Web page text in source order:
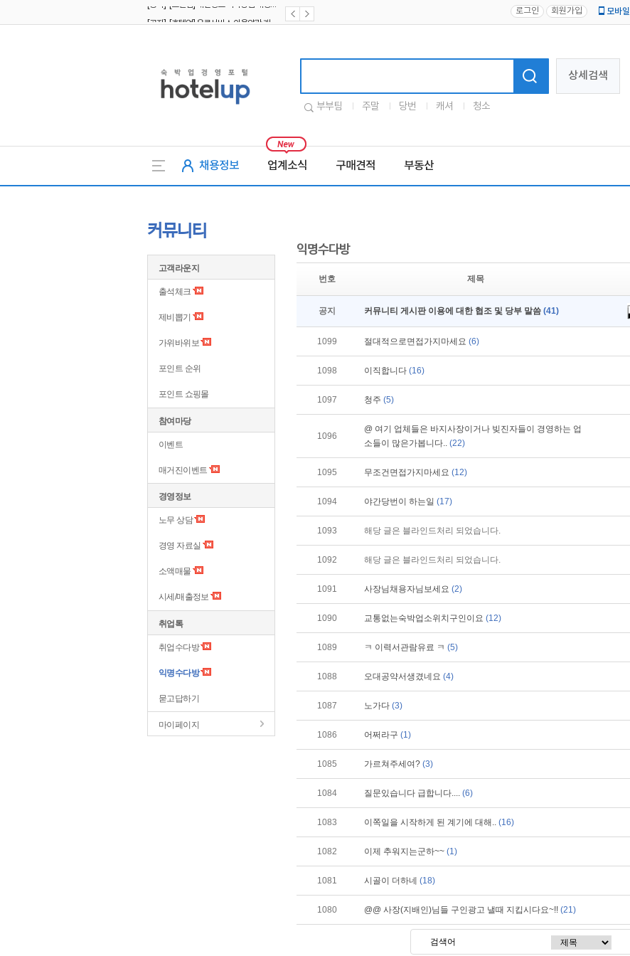
로그인 회원가입 모바일
상세검색
부부팀 주말 당번 캐셔 청소
채용정보 업계소식 구매견적 부동산
커뮤니티
고객라운지
출석체크
제비뽑기
가위바위보
포인트 순위
포인트 쇼핑몰
참여마당
이벤트
매거진이벤트
경영정보
노무 상담
경영 자료실
소액매물
시세/매출정보
취업톡
취업수다방
익명수다방
묻고답하기
마이페이지
익명수다방
번호 제목
공지 커뮤니티 게시판 이용에 대한 협조 및 당부 말씀 (41)
1099 절대적으로면접가지마세요 (6)
1098 이직합니다 (16)
1097 청주 (5)
1096
@ 여기 업체들은 바지사장이거나 빚진자들이 경영하는 업
소들이 많은가봅니다.. (22)
1095 무조건면접가지마세요 (12)
1094 야간당번이 하는일 (17)
1093 해당 글은 블라인드처리 되었습니다.
1092 해당 글은 블라인드처리 되었습니다.
1091 사장님채용자님보세요 (2)
1090 교통없는숙박업소위치구인이요 (12)
1089 ㅋ 이력서관람유료 ㅋ (5)
1088 오대공약서생겼네요 (4)
1087 노가다 (3)
1086 어쩌라구 (1)
1085 가르쳐주세여? (3)
1084 질문있습니다 급합니다.... (6)
1083 이쪽일을 시작하게 된 계기에 대해.. (16)
1082 이제 추워지는군하~~ (1)
1081 시골이 더하네 (18)
1080 @@ 사장(지배인)님들 구인광고 낼때 지킵시다요~!! (21)